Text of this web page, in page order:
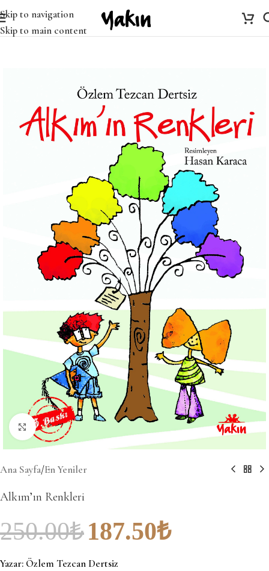
Skip to navigation
Skip to main content
Büyütmek için tıklayın
Ana Sayfa/En Yeniler
Alkım’ın Renkleri
250.00₺187.50₺
Yazar: Özlem Tezcan Dertsiz